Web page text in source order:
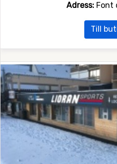
Adress:Font
Till